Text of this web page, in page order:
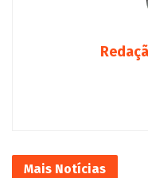
Mais Notícias